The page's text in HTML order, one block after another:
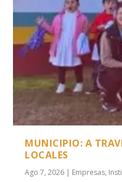
MUNICIPIO: A
LOCALES
Ago 7, 2026 | Empresas,